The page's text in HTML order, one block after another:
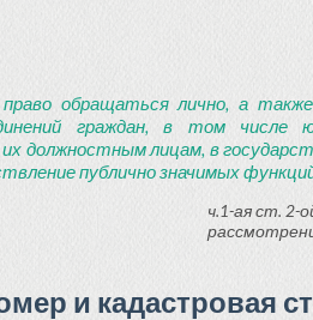
обращаться лично, а
граждан, в том числе
должностным лицам, в
публично значимых
ч.1-ая ст. 2-
и кадастровая